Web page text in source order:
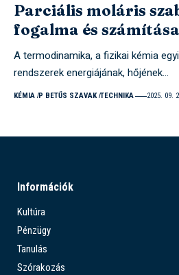
Parciális moláris
fogalma és számítása
A termodinamika, a fizikai kémia
rendszerek energiájának, hőjének…
KÉMIA P BETŰS SZAVAK TECHNIKA 2025. 09.
Információk
Kultúra
Pénzügy
Tanulás
Szórakozás